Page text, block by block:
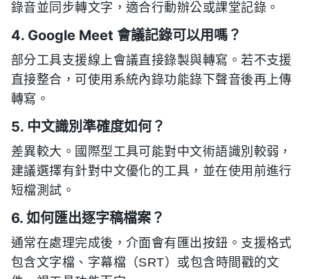
錄音並同步轉文字，適合行動辦公或課堂記錄。
4. Google Meet 會議記錄可以用嗎？
部分工具支援線上會議直接錄製與轉寫。若不支援
直接整合，可使用系統內錄功能錄下聲音後再上傳
轉寫。
5. 中文識別準確度如何？
差異較大。國際型工具可能對中文術語識別較弱，
建議選擇有針對中文優化的工具，並在使用前進行
短檔測試。
6. 如何匯出逐字稿檔案？
通常在處理完成後，介面會有匯出按鈕。支援格式
包含文字檔、字幕檔（SRT）或包含時間戳的文